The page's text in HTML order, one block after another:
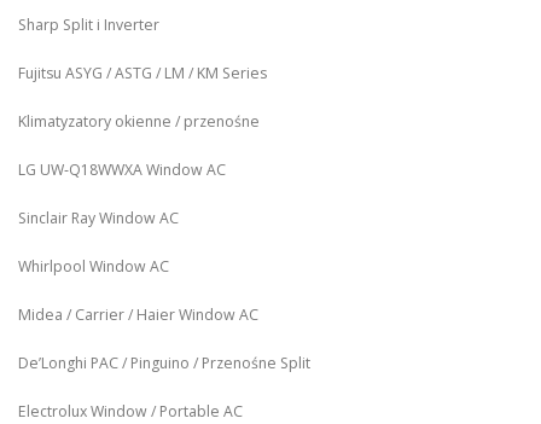
Sharp Split i Inverter
Fujitsu ASYG / ASTG / LM / KM Series
Klimatyzatory okienne / przenośne
LG UW‑Q18WWXA Window AC
Sinclair Ray Window AC
Whirlpool Window AC
Midea / Carrier / Haier Window AC
De’Longhi PAC / Pinguino / Przenośne Split
Electrolux Window / Portable AC